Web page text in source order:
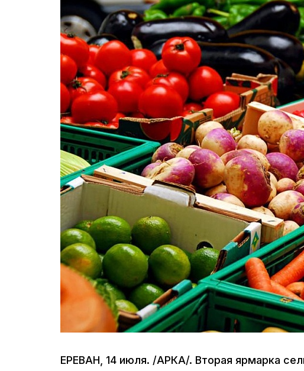
ЕРЕВАН, 14 июля. /АРКА/. Вторая ярмарка